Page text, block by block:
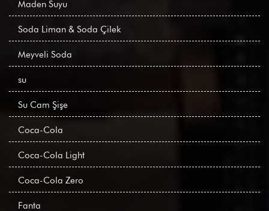
Maden Suyu
Soda Liman & Soda Çilek
Meyveli Soda
su
Su Cam Şişe
Coca-Cola
Coca-Cola Light
Coca-Cola Zero
Fanta